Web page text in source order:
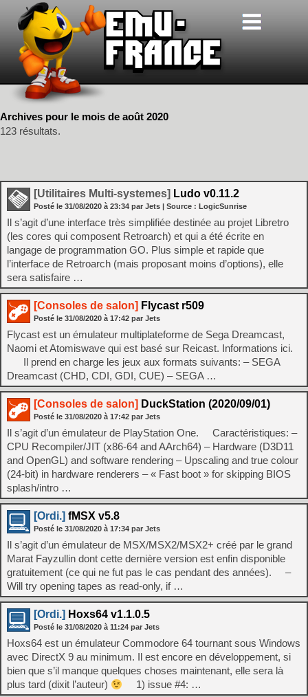
Archives pour le mois de août 2020
123 résultats.
[Utilitaires Multi-systemes] Ludo v0.11.2
Posté le 31/08/2020 à 23:34 par Jets | Source : LogicSunrise
Il s’agit d’une interface très simplifiée destinée au projet Libretro
(les cores qui composent Retroarch) et qui a été écrite en
langage de programmation GO. Plus simple et rapide que
l’interface de Retroarch (mais proposant moins d’options), elle
sera satisfaire …
[Consoles de salon] Flycast r509
Posté le 31/08/2020 à 17:42 par Jets
Flycast est un émulateur multiplateforme de Sega Dreamcast,
Naomi et Atomiswave qui est basé sur Reicast. Informations ici.
Il prend en charge les jeux aux formats suivants: – SEGA
Dreamcast (CHD, CDI, GDI, CUE) – SEGA …
[Consoles de salon] DuckStation (2020/09/01)
Posté le 31/08/2020 à 17:42 par Jets
Il s’agit d’un émulateur de PlayStation One. Caractéristiques: –
CPU Recompiler/JIT (x86-64 and AArch64) – Hardware (D3D11
and OpenGL) and software rendering – Upscaling and true colour
(24-bit) in hardware renderers – « Fast boot » for skipping BIOS
splash/intro …
[Ordi.] fMSX v5.8
Posté le 31/08/2020 à 17:34 par Jets
Il s’agit d’un émulateur de MSX/MSX2/MSX2+ créé par le grand
Marat Fayzullin dont cette dernière version est enfin disponible
gratuitement (ce qui ne fut pas le cas pendant des années). –
Will try opening tapes as read-only, if …
[Ordi.] Hoxs64 v1.1.0.5
Posté le 31/08/2020 à 11:24 par Jets
Hoxs64 est un émulateur Commodore 64 tournant sous Windows
avec DirectX 9 au minimum. Il est encore en développement, si
bien que s’il manque quelques choses maintenant, elle sera là
plus tard (dixit l’auteur)
1) issue #4: …